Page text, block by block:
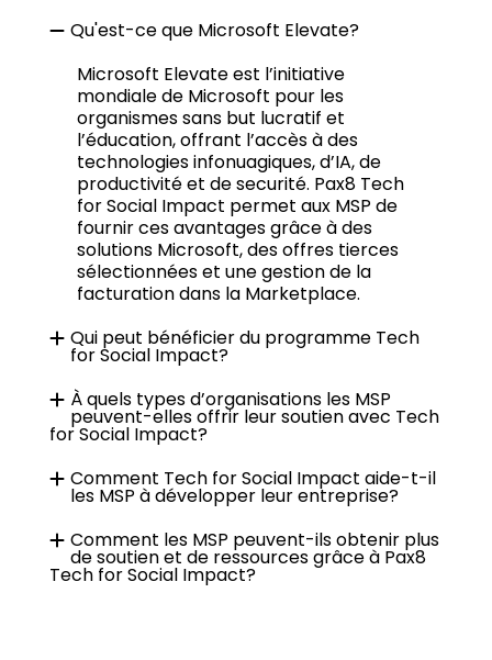
Qu'est-ce que Microsoft Elevate?
Microsoft Elevate est l’initiative
mondiale de Microsoft pour les
organismes sans but lucratif et
l’éducation, offrant l’accès à des
technologies infonuagiques, d’IA, de
productivité et de securité. Pax8 Tech
for Social Impact permet aux MSP de
fournir ces avantages grâce à des
solutions Microsoft, des offres tierces
sélectionnées et une gestion de la
facturation dans la Marketplace.
Qui peut bénéficier du programme Tech
for Social Impact?
À quels types d’organisations les MSP
peuvent-elles offrir leur soutien avec Tech
for Social Impact?
Comment Tech for Social Impact aide-t-il
les MSP à développer leur entreprise?
Comment les MSP peuvent-ils obtenir plus
de soutien et de ressources grâce à Pax8
Tech for Social Impact?